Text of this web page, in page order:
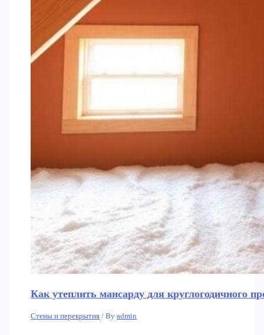
Как утеплить мансарду для круглогодичного
Стены и перекрытия / Byadmin